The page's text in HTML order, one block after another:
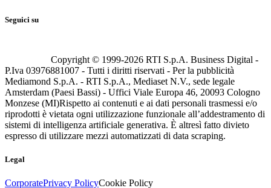
Seguici su
Copyright © 1999-2026 RTI S.p.A. Business Digital -
P.Iva 03976881007 - Tutti i diritti riservati - Per la pubblicità
Mediamond S.p.A. - RTI S.p.A., Mediaset N.V., sede legale
Amsterdam (Paesi Bassi) - Uffici Viale Europa 46, 20093 Cologno
Monzese (MI)Rispetto ai contenuti e ai dati personali trasmessi e/o
riprodotti è vietata ogni utilizzazione funzionale all’addestramento di
sistemi di intelligenza artificiale generativa. È altresì fatto divieto
espresso di utilizzare mezzi automatizzati di data scraping.
Legal
CorporatePrivacy PolicyCookie Policy